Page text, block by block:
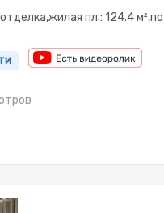
пл.: 124.4